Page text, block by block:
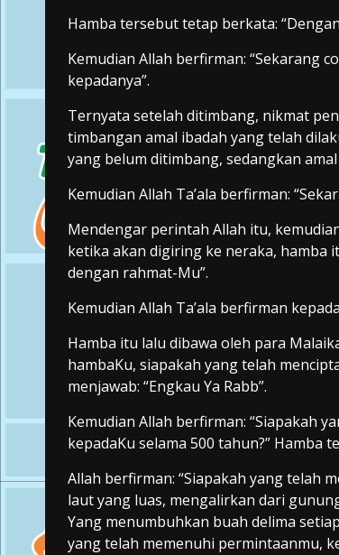
Hamba tersebut tetap berkata:
Kemudian Allah berfirman: “Sekarang
kepadanya”.
Ternyata setelah ditimbang, nikmat
timbangan amal ibadah yang telah
yang belum ditimbang, sedangkan
Kemudian Allah Ta’ala berfirman:
Mendengar perintah Allah itu,
ketika akan digiring ke neraka, hamba
dengan rahmat-Mu”.
Kemudian Allah Ta’ala berfirman
Hamba itu lalu dibawa oleh para
hambaKu, siapakah yang telah
menjawab: “Engkau Ya Rabb”.
Kemudian Allah berfirman: “Siapakah
kepadaKu selama 500 tahun?” Hamba
Allah berfirman: “Siapakah yang telah
laut yang luas, mengalirkan dari
Yang menumbuhkan buah delima
yang telah memenuhi permintaanmu,